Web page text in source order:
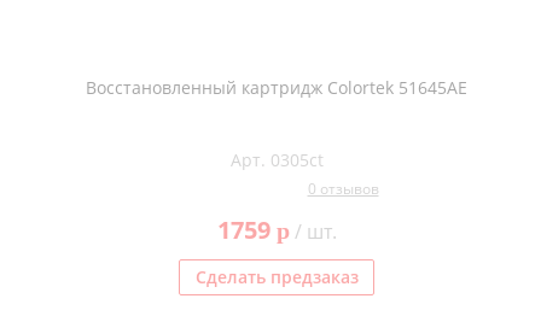
Восстановленный картридж Colortek 51645AE
Арт. 0305ct
0 отзывов
1759 p/ шт.
Сделать предзаказ